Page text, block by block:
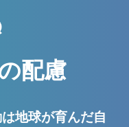
配慮
地球が育んだ自